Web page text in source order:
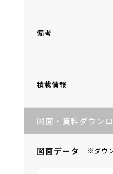
備考
積載情報
図面・資料ダウン
図面データ ※ダウ